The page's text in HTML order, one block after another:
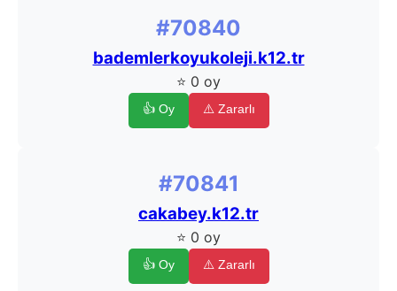
#70840
bademlerkoyukoleji.k12.tr
⭐ 0 oy
👍 Oy ⚠️ Zararlı
#70841
cakabey.k12.tr
⭐ 0 oy
👍 Oy ⚠️ Zararlı